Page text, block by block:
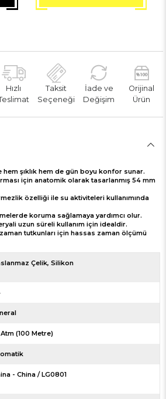
Hızlı
Taksit
Seçeneği
İade ve
Değişim
Orijinal
Ürün
şıklık hem de gün boyu konfor sunar.
için anatomik olarak tasarlanmış 54 mm
özelliği ile su aktiviteleri kullanımında
koruma sağlamaya yardımcı olur.
uzun süreli kullanım için idealdir.
tutkunları için hassas zaman ölçümü
Çelik Silikon
Atm (100 Metre)
- China / LG0801